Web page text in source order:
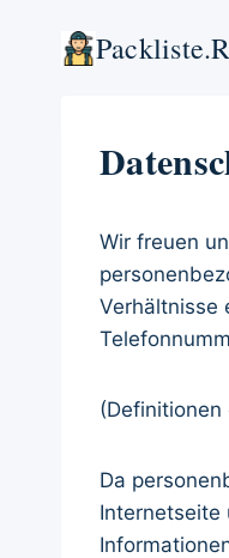
Wir freuen
Verhältnisse
(Definitionen
Da
Internetseite